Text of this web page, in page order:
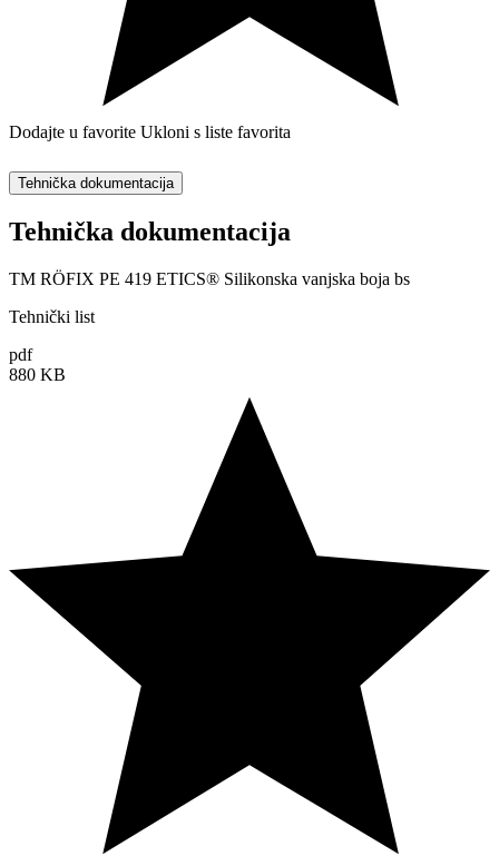
Dodajte u favorite Ukloni s liste favorita
Tehnička dokumentacija
Tehnička dokumentacija
TM RÖFIX PE 419 ETICS® Silikonska vanjska boja bs
Tehnički list
pdf
880 KB